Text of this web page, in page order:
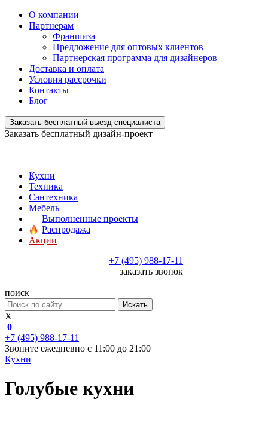
О компании
Партнерам
Франшиза
Предложение для оптовых клиентов
Партнерская программа для дизайнеров
Доставка и оплата
Условия рассрочки
Контакты
Блог
Заказать бесплатный выезд специалиста
Заказать бесплатный дизайн-проект
Кухни
Техника
Сантехника
Мебель
Выполненные проекты
Распродажа
Акции
+7 (495) 988-17-11
заказать звонок
поиск
Искать
X
0
+7 (495) 988-17-11
Звоните ежедневно с 11:00 до 21:00
Кухни
Голубые кухни